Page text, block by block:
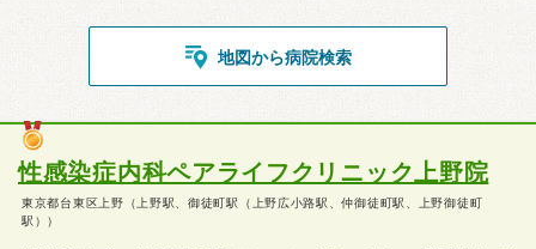
地図から病院検索
性感染症内科ペアライフクリニック上野院
東京都台東区上野（上野駅、御徒町駅（上野広小路駅、仲御徒町駅、上野御徒町
駅））